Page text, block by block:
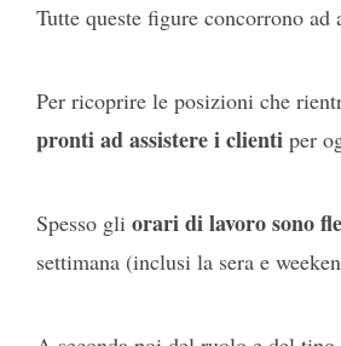
Tutte queste figure concorrono
Per ricoprire le posizioni che
pronti ad assistere i clienti per
Spesso gli orari di lavoro sono
settimana (inclusi la sera e